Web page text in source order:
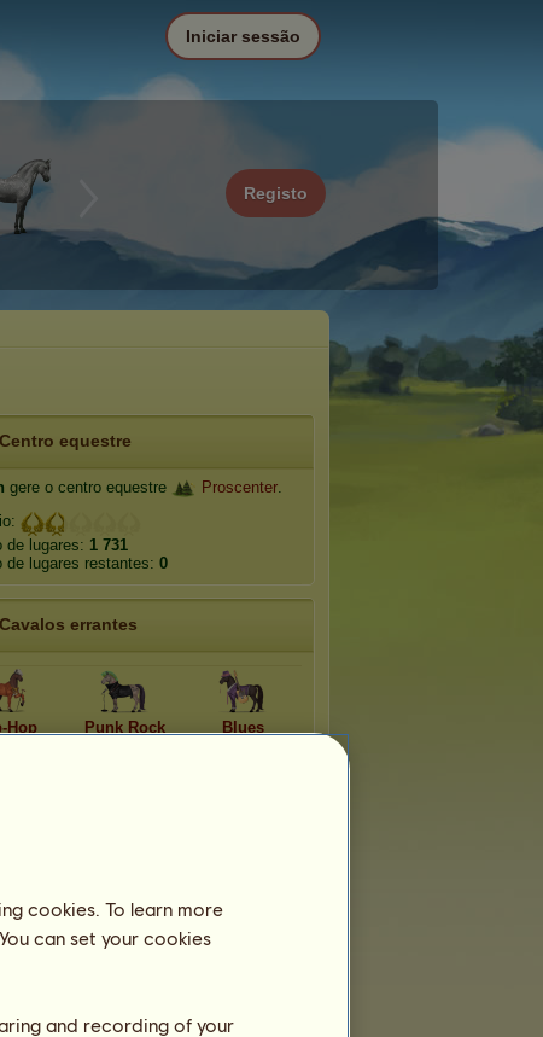
Registo
Iniciar sessão
Centro equestre
gere o centro equestre Proscenter.
de lugares: 1 731
de lugares restantes: 0
Cavalos errantes
Hop Punk Rock Blues
cookies. To learn more
can set your cookies
and recording of your